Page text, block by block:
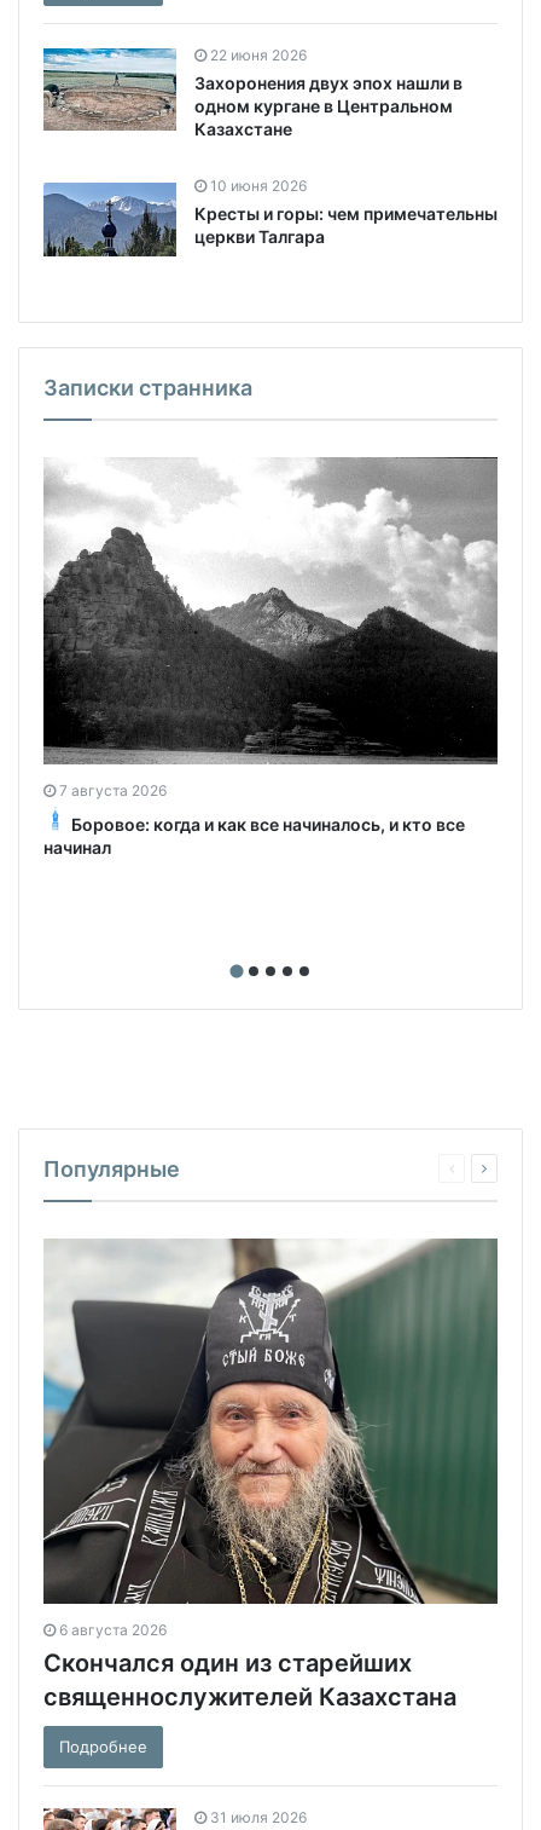
22 июня 2026
Захоронения двух эпох нашли в
одном кургане в Центральном
Казахстане
10 июня 2026
Кресты и горы: чем примечательны
церкви Талгара
Записки странника
7 августа 2026
Боровое: когда и как все начиналось, и кто все
начинал
Популярные
6 августа 2026
Скончался один из старейших
священнослужителей Казахстана
Подробнее
31 июля 2026